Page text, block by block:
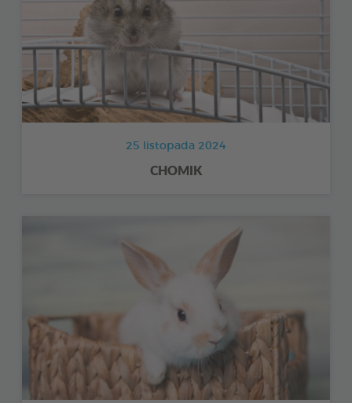
25 listopada 2024
CHOMIK